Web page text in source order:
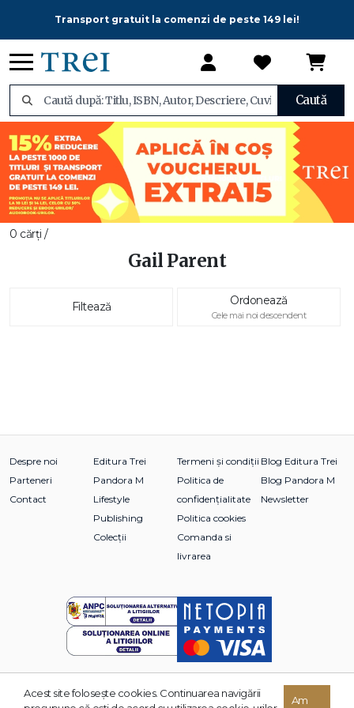
Transport gratuit la comenzi de peste 149 lei!
Caută
0 cărți /
Gail Parent
Filtează Ordonează
Cele mai noi descendent
Despre noi
Parteneri
Contact
Editura Trei
Pandora M
Lifestyle
Publishing
Colecții
Termeni și condiții
Politica de
confidențialitate
Politica cookies
Comanda si
livrarea
Blog Editura Trei
Blog Pandora M
Newsletter
© 2026 Grupul Editorial TREI. Toate drepturile rezervate.
Acest site foloseşte cookies. Continuarea navigării
Am